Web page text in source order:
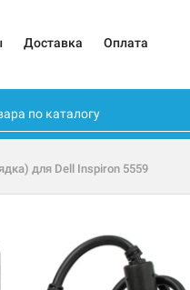
Доставка Оплата
для Dell Inspiron 5559